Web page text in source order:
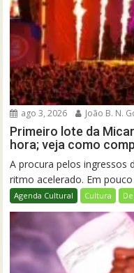
ago 3, 2026 João B. N.
Primeiro lote da
hora; veja como
A procura pelos ingressos
ritmo acelerado. Em
Agenda Cultural Cultura